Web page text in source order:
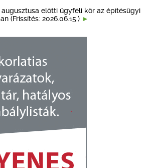
augusztusa előtti ügyféli kör az építésügyi
(Frissítés: 2026.06.15.)